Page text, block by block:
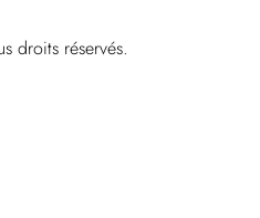
droits réservés.